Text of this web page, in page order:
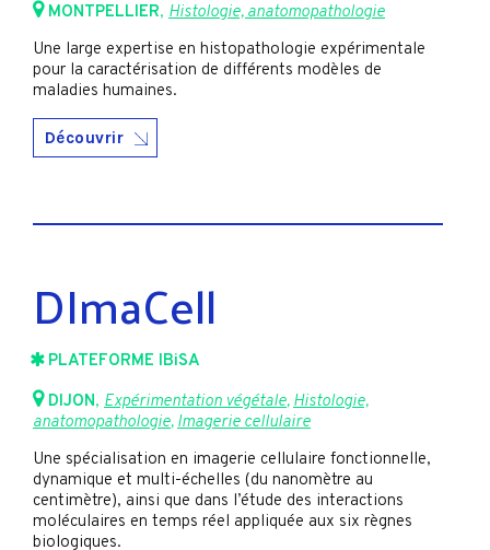
MONTPELLIER, Histologie, anatomopathologie
Une large expertise en histopathologie expérimentale
pour la caractérisation de différents modèles de
maladies humaines.
Découvrir
DImaCell
PLATEFORME IBiSA
DIJON, Expérimentation végétale,Histologie,
anatomopathologie,Imagerie cellulaire
Une spécialisation en imagerie cellulaire fonctionnelle,
dynamique et multi-échelles (du nanomètre au
centimètre), ainsi que dans l’étude des interactions
moléculaires en temps réel appliquée aux six règnes
biologiques.